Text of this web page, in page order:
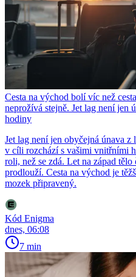
Cesta na východ bolí víc než
neprožívá stejně. Jet lag není jen
hodiny
Jet lag není jen obyčejná únava
v cíli rozchází s vašimi vnitřními
roli, než se zdá. Let na západ
prodlouží. Cesta na východ je
mozek připravený.
Kód Enigma
dnes, 06:08
7 min